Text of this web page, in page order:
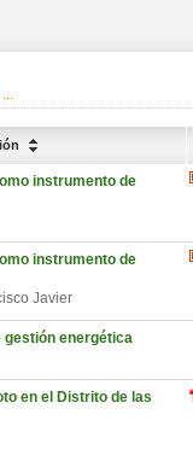
...
instrumento de
instrumento de
Javier
energética
en el Distrito de las